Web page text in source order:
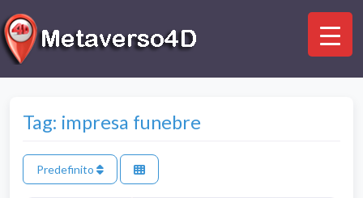
Tag: impresa funebre
Predefinito